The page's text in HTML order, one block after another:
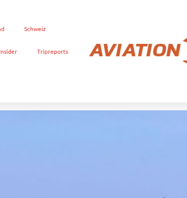
Schweiz
Tripreports